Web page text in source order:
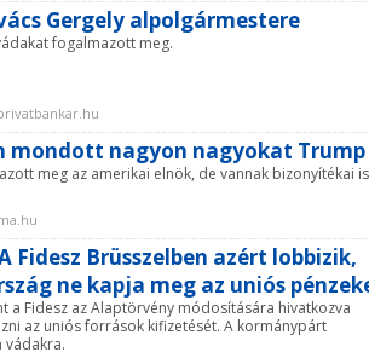
Gergely alpolgármestere
fogalmazott meg.
mondott nagyon nagyokat Trump
meg az amerikai elnök, de vannak bizonyítékai
Fidesz Brüsszelben azért lobbizik,
ne kapja meg az uniós
a Fidesz az Alaptörvény módosítására hivatkozva
az uniós források kifizetését. A kormánypárt
vádakra.